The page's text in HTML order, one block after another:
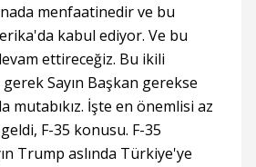
menfaatinedir ve bu
kabul ediyor. Ve bu
ettireceğiz. Bu ikili
Sayın Başkan gerekse
mutabıkız. İşte en önemlisi az
F-35 konusu. F-35
Trump aslında Türkiye'ye